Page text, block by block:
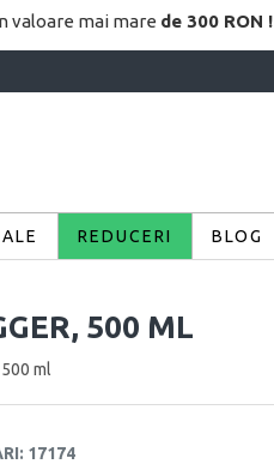
valoare mai mare de 300 RON !
REDUCERI BLOG
ml
500 ML
17174